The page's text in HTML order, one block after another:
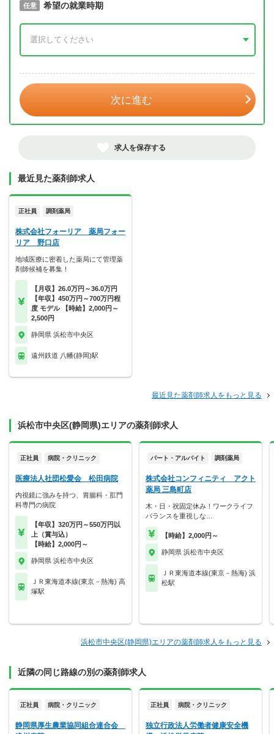
必須 取得予定年
任意 希望の就業時期
次に進む
求人を保存する
最近見た薬剤師求人
正社員 調剤薬局
株式会社フォーリア 薬局フォー
リア 野口店
地域医療に密着した薬局にて管理薬
剤師候補を募集！
【月収】26.0万円～36.0万円
【年収】450万円～700万円程
度 モデル 【時給】2,000円～
2,500円
静岡県 浜松市中央区
遠州鉄道 八幡(静岡)駅
最近見た薬剤師求人をもっと見る
浜松市中央区(静岡県)エリアの薬剤師求人
正社員 病院・クリニック
医療法人社団松愛会 松田病院
内視鏡に強みを持つ、胃腸科・肛門
科専門の病院
【年収】320万円～550万円以
上（賞与込）
【時給】2,000円～
静岡県 浜松市中央区
ＪＲ東海道本線(東京－熱海) 高
塚駅
パート・アルバイト 調剤薬局
株式会社コンフィニティ アクト
薬局 三島町店
木・日・祝固定休み！ワークライフ
バランスを重視しな…
【時給】2,000円～
静岡県 浜松市中央区
ＪＲ東海道本線(東京－熱海) 浜
松駅
浜松市中央区(静岡県)エリアの薬剤師求人をもっと見る
近隣の同じ路線の別の薬剤師求人
正社員 病院・クリニック
静岡県厚生農業協同組合連合会
正社員 病院・クリニック
独立行政法人労働者健康安全機